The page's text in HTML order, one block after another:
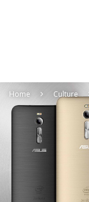
Home Culture